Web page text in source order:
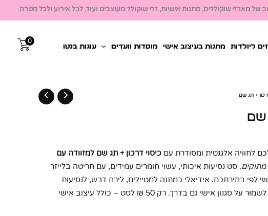
של מארזי שוקולדים, מתנות אישיות, זרי שוקולד מעוצבים ועוד, לכל אירוע ולכל מטרה.
ליולדות מתנות בעיצוב אישי מוסדות וועדים עוגות בנטו
0
+ תג שם
שם
לחוויה אלגנטית ומסודרת עם כיסוי דרכון + תג שם למזוודה עם
מתוקים. סט נסיעות איכותי, עשוי חומרים עמידים, עם חריטה בלייזר
לפי בחירתכם. אידיאלי כמתנה למטיילים, לירח דבש, לנסיעות
עסקים או לכל אחד שאוהב לשמור על סגנון אישי גם בדרך. רק 50 ₪ לסט – כולל עיצוב אישי